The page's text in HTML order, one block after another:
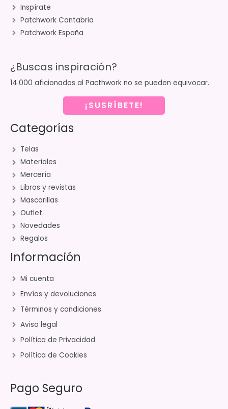
Inspírate
Patchwork Cantabria
Patchwork España
¿Buscas inspiración?
14.000 aficionados al Pacthwork no se pueden equivocar.
¡SUSRÍBETE!
Categorías
Telas
Materiales
Mercería
Libros y revistas
Mascarillas
Outlet
Novedades
Regalos
Información
Mi cuenta
Envíos y devoluciones
Términos y condiciones
Aviso legal
Política de Privacidad
Política de Cookies
Pago Seguro